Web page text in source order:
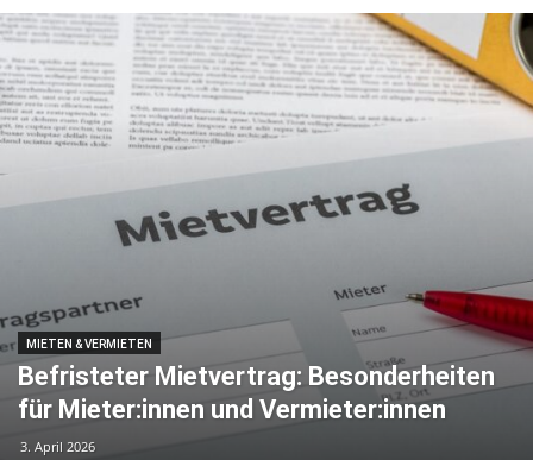
MIETEN & VERMIETEN
Befristeter Mietvertrag: Besonderheiten
für Mieter:innen und Vermieter:innen
3. April 2026